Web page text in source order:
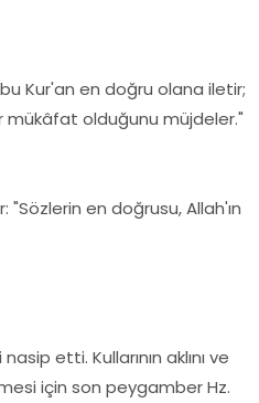
Kur'an en doğru olana iletir;
mükâfat olduğunu müjdeler."
en doğrusu, Allah'ın
etti. Kullarının aklını ve
için son peygamber Hz.